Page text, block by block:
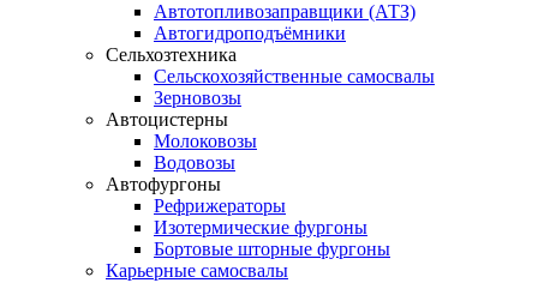
Автотопливозаправщики (АТЗ)
Автогидроподъёмники
Сельхозтехника
Сельскохозяйственные самосвалы
Зерновозы
Автоцистерны
Молоковозы
Водовозы
Автофургоны
Рефрижераторы
Изотермические фургоны
Бортовые шторные фургоны
Карьерные самосвалы